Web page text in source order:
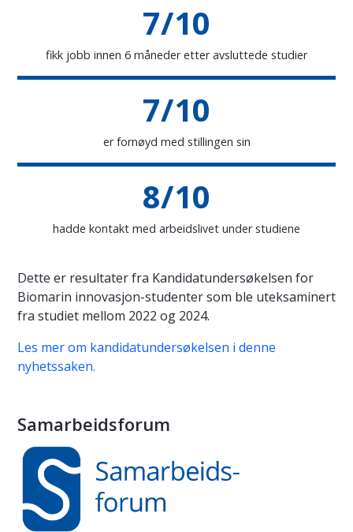
7/10
fikk jobb innen 6 måneder etter avsluttede studier
7/10
er fornøyd med stillingen sin
8/10
hadde kontakt med arbeidslivet under studiene
Dette er resultater fra Kandidatundersøkelsen for
Biomarin innovasjon-studenter som ble uteksaminert
fra studiet mellom 2022 og 2024.
Les mer om kandidatundersøkelsen i denne
nyhetssaken.
Samarbeidsforum